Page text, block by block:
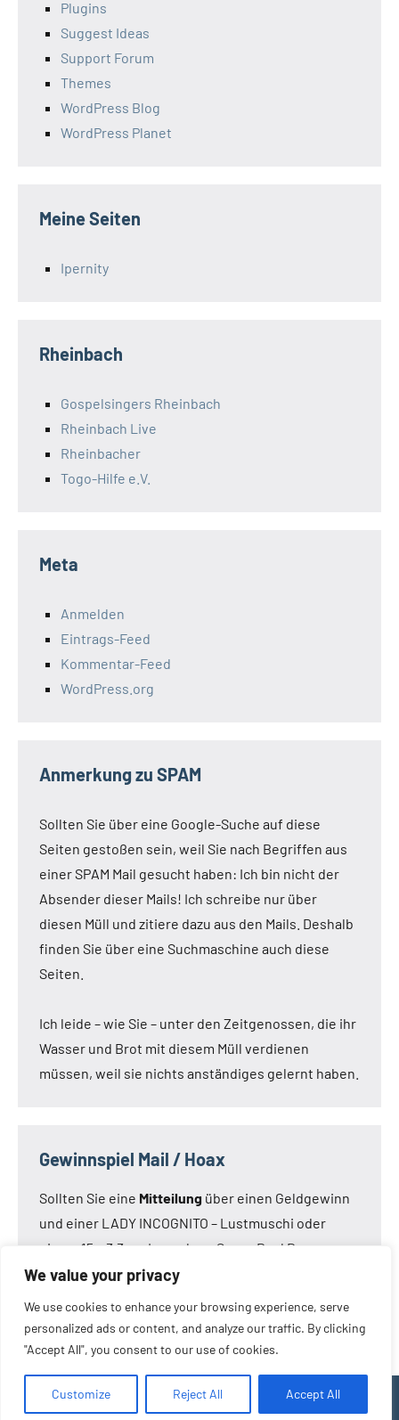
We value your privacy
We use cookies to enhance your browsing experience, serve
personalized ads or content, and analyze our traffic. By clicking
"Accept All", you consent to our use of cookies.
Customize Reject All Accept All
Plugins
Suggest Ideas
Support Forum
Themes
WordPress Blog
WordPress Planet
Meine Seiten
Ipernity
Rheinbach
Gospelsingers Rheinbach
Rheinbach Live
Rheinbacher
Togo-Hilfe e.V.
Meta
Anmelden
Eintrags-Feed
Kommentar-Feed
WordPress.org
Anmerkung zu SPAM
Sollten Sie über eine Google-Suche auf diese
Seiten gestoßen sein, weil Sie nach Begriffen aus
einer SPAM Mail gesucht haben: Ich bin nicht der
Absender dieser Mails! Ich schreibe nur über
diesen Müll und zitiere dazu aus den Mails. Deshalb
finden Sie über eine Suchmaschine auch diese
Seiten.
Ich leide – wie Sie – unter den Zeitgenossen, die ihr
Wasser und Brot mit diesem Müll verdienen
müssen, weil sie nichts anständiges gelernt haben.
Gewinnspiel Mail / Hoax
Sollten Sie eine Mitteilung über einen Geldgewinn
und einer LADY INCOGNITO – Lustmuschi oder
einem 15 x 3,3 cm Loveclone Super Real Dong –
oder was immer den Kameraden noch einfällt –
Mail ist eine Fälschung.
WordPress-Theme: Occasio von ThemeZee.